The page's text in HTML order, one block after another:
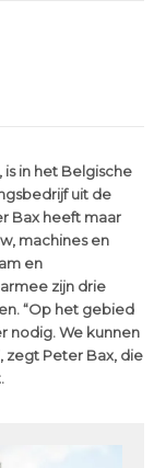
in het Belgische
uit de
Bax heeft maar
machines en
en
zijn drie
“Op het gebied
nodig. We kunnen
zegt Peter Bax, die